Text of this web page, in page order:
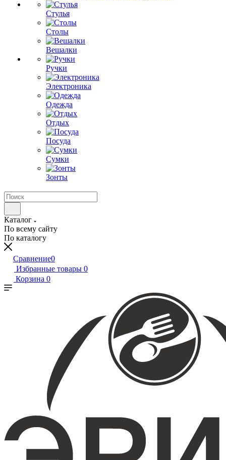
Стулья
Столы
Вешалки
Ручки
Электроника
Одежда
Отдых
Посуда
Сумки
Зонты
Каталог
По всему сайту
По каталогу
Сравнение0
Избранные товары 0
Корзина 0